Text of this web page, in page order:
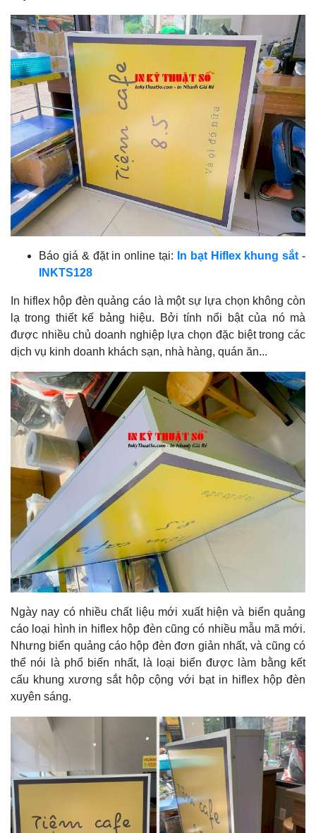
Báo giá & đặt in online tại:
In bạt Hiflex khung sắt -
INKTS128
In hiflex hộp đèn quảng cáo là một sự lựa chọn không còn
lạ trong thiết kế bảng hiệu. Bởi tính nổi bật của nó mà
được nhiều chủ doanh nghiệp lựa chọn đặc biệt trong các
dịch vụ kinh doanh khách sạn, nhà hàng, quán ăn...
Ngày nay có nhiều chất liệu mới xuất hiện và biển quảng
cáo loại hình in hiflex hộp đèn cũng có nhiều mẫu mã mới.
Nhưng biển quảng cáo hộp đèn đơn giản nhất, và cũng có
thể nói là phổ biến nhất, là loại biển được làm bằng kết
cấu khung xương sắt hộp cộng với bạt in hiflex hộp đèn
xuyên sáng.